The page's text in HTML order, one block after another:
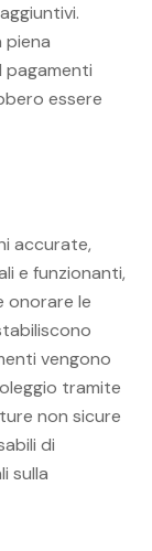
piena
pagamenti
essere
accurate,
e funzionanti,
onorare le
vengono
tramite
non sicure
di
sulla